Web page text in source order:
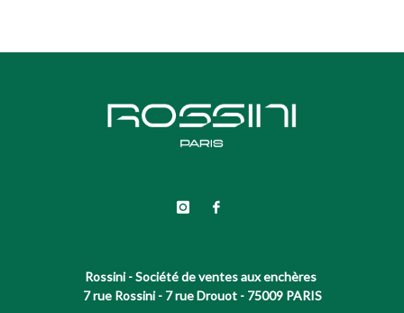
Rossini - Société de ventes aux enchères
7 rue Rossini - 7 rue Drouot - 75009 PARIS